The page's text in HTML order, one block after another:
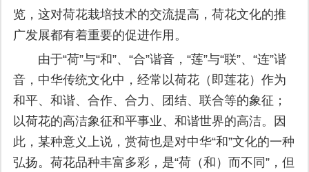
览，这对荷花栽培技术的交流提高，荷花文化的推
广发展都有着重要的促进作用。
由于“荷”与“和”、“合”谐音，“莲”与“联”、“连”谐
音，中华传统文化中，经常以荷花（即莲花）作为
和平、和谐、合作、合力、团结、联合等的象征；
以荷花的高洁象征和平事业、和谐世界的高洁。因
此，某种意义上说，赏荷也是对中华“和”文化的一种
弘扬。荷花品种丰富多彩，是“荷（和）而不同”，但